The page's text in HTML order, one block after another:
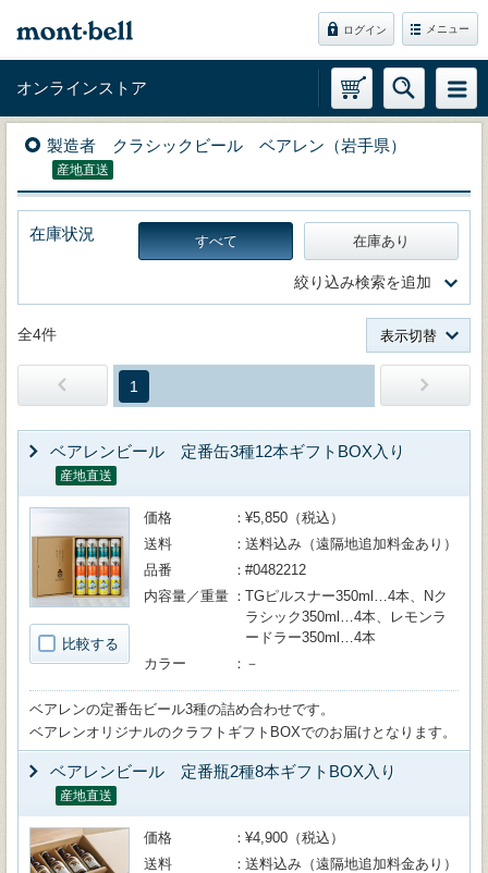
ログイン メニュー
オンラインストア
製造者 クラシックビール ベアレン（岩手県）
産地直送
在庫状況 すべて 在庫あり
絞り込み検索を追加
全4件 表示切替
1
ベアレンビール 定番缶3種12本ギフトBOX入り
産地直送
比較する
価格
¥5,850（税込）
送料
送料込み（遠隔地追加料金あり）
品番
#0482212
内容量／重量
TGピルスナー350ml…4本、Nク
ラシック350ml…4本、レモンラ
ードラー350ml…4本
カラー
－
ベアレンの定番缶ビール3種の詰め合わせです。
ベアレンオリジナルのクラフトギフトBOXでのお届けとなります。
ベアレンビール 定番瓶2種8本ギフトBOX入り
産地直送
価格
¥4,900（税込）
送料
送料込み（遠隔地追加料金あり）